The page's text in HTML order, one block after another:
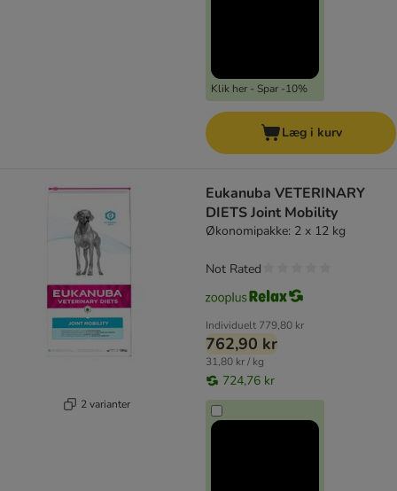
Klik her - Spar -10%
Læg i kurv
2 varianter
Eukanuba VETERINARY
DIETS Joint Mobility
Økonomipakke: 2 x 12 kg
Individuelt 779,80 kr
762,90 kr
31,80 kr / kg
724,76 kr
Not Rated